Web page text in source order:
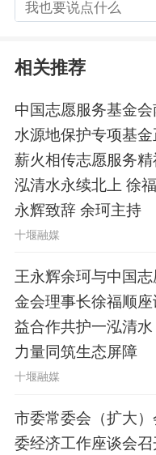
期、压茬推进
效，坚定不移
生态经济。要坚
相结合，建好
障，确保人才
好。
调研途中
江口村水域开展
水护水是十堰“
人都是忠诚“守
护水重大政治
态环境法典实施
相关推荐
中国志愿服务基金
水源地保护专项基
薪火相传志愿服务
泓清水永续北上 徐
永辉致辞 余珂主持
十堰融媒
王永辉余珂与中国
金会理事长徐福顺
益合作共护一泓清
力量同筑生态屏障
十堰融媒
市委常委会（扩大
委经济工作座谈会